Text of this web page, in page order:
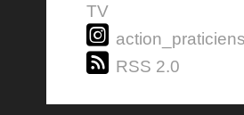
TV
RSS 2.0